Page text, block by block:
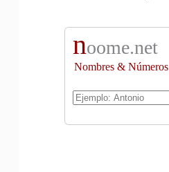
noome.net
Nombres & Números